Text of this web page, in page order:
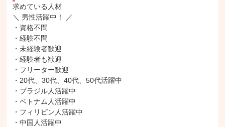
求めている人材
＼ 男性活躍中！ ／
・資格不問
・経験不問
・未経験者歓迎
・経験者も歓迎
・フリーター歓迎
・20代、30代、40代、50代活躍中
・ブラジル人活躍中
・ベトナム人活躍中
・フィリピン人活躍中
・中国人活躍中